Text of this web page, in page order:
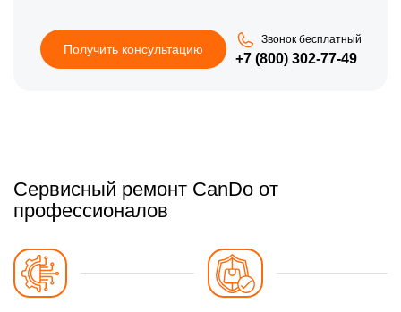
Получить консультацию
Звонок бесплатный
+7 (800) 302-77-49
Сервисный ремонт CanDo от
профессионалов